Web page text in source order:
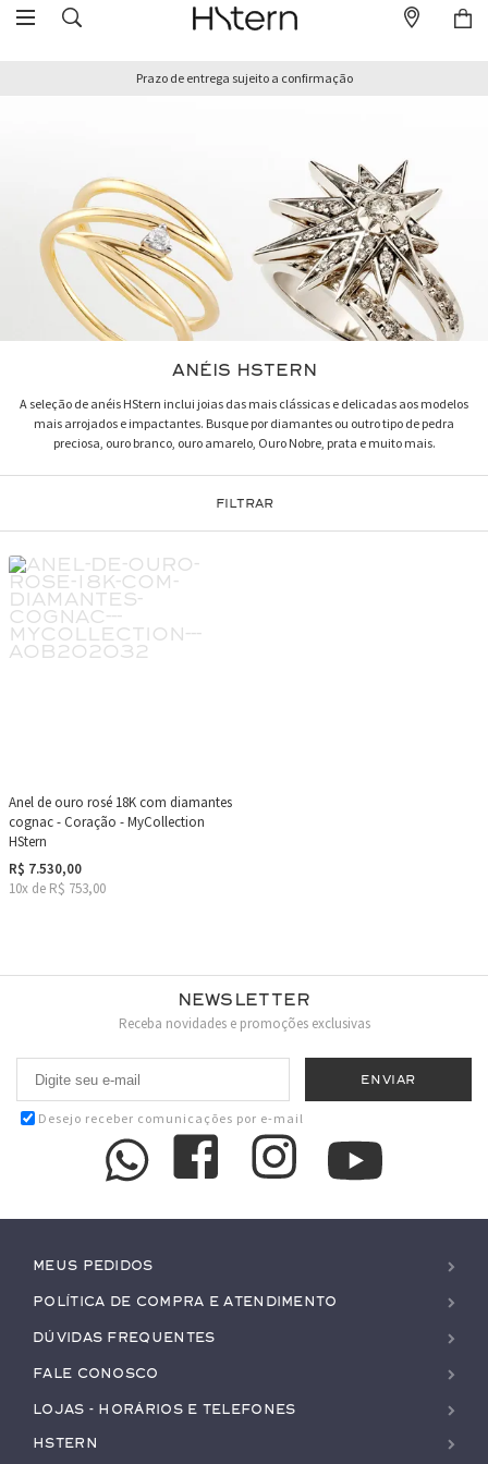
Prazo de entrega sujeito a confirmação
ANÉIS HSTERN
A seleção de anéis HStern inclui joias das mais clássicas e delicadas aos modelos
mais arrojados e impactantes. Busque por diamantes ou outro tipo de pedra
preciosa, ouro branco, ouro amarelo, Ouro Nobre, prata e muito mais.
FILTRAR
Anel de ouro rosé 18K com diamantes
cognac - Coração - MyCollection
HStern
R$ 7.530,00
10x de R$ 753,00
Newsletter
Receba novidades e promoções exclusivas
Desejo receber comunicações por e-mail
Meus pedidos
Política de Compra e Atendimento
Dúvidas Frequentes
Fale conosco
Lojas - Horários e Telefones
HStern